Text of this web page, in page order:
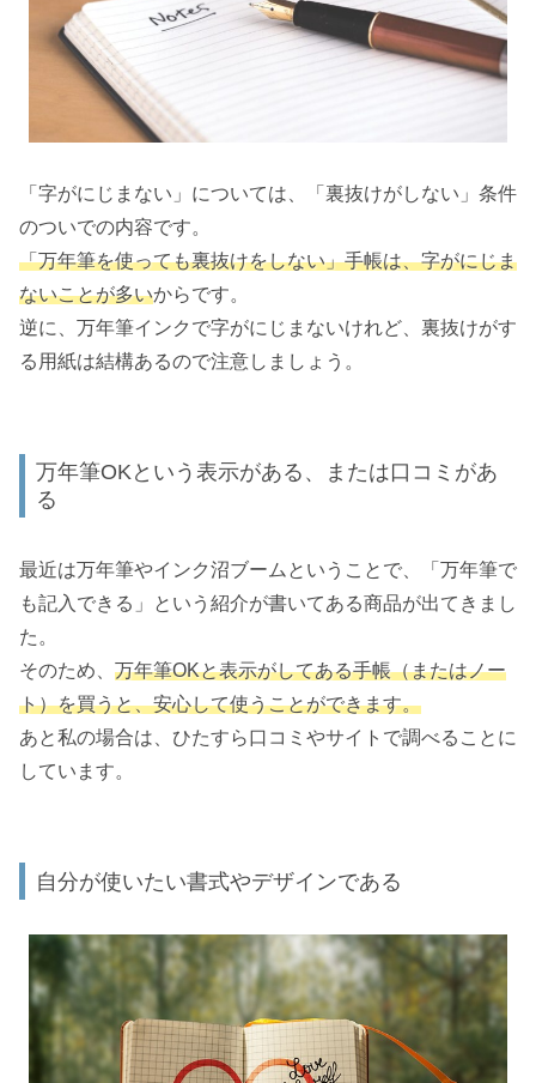
「字がにじまない」については、「裏抜けがしない」条件
のついでの内容です。
「万年筆を使っても裏抜けをしない」手帳は、字がにじま
ないことが多いからです。
逆に、万年筆インクで字がにじまないけれど、裏抜けがす
る用紙は結構あるので注意しましょう。
万年筆OKという表示がある、または口コミがあ
る
最近は万年筆やインク沼ブームということで、「万年筆で
も記入できる」という紹介が書いてある商品が出てきまし
た。
そのため、 万年筆OKと表示がしてある手帳（またはノー
ト）を買うと、安心して使うことができます。
あと私の場合は、ひたすら口コミやサイトで調べることに
しています。
自分が使いたい書式やデザインである